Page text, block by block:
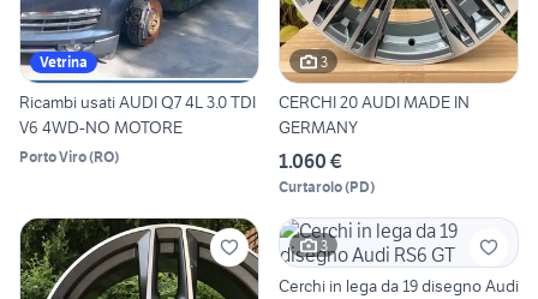
Vetrina
Ricambi usati AUDI Q7 4L 3.0 TDI
V6 4WD-NO MOTORE
Porto Viro(RO)
3
CERCHI 20 AUDI MADE IN
GERMANY
1.060 €
Curtarolo(PD)
3
Cerchi in lega da 19 disegno Audi